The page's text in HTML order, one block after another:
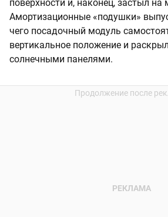
поверхности и, наконец, застыл на
Амортизационные «подушки»
чего посадочный модуль
вертикальное положение и
солнечными панелями.